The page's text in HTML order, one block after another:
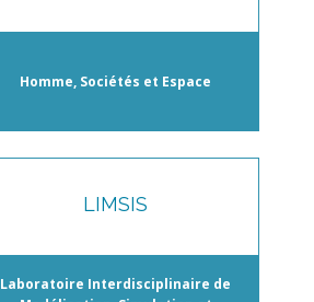
Homme, Sociétés et Espace
LIMSIS
Laboratoire Interdisciplinaire de